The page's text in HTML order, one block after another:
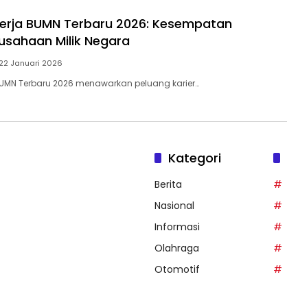
BUMN Terbaru 2026: Kesempatan
Milik Negara
22 Januari 2026
Terbaru 2026 menawarkan peluang karier…
Kategori
Berita
Nasional
Informasi
Olahraga
Otomotif